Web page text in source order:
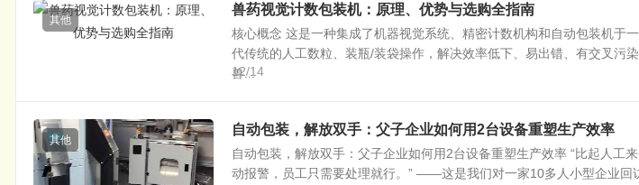
其他
兽药视觉计数包装机：原理、优势与选购全指南
核心概念 这是一种集成了机器视觉系统、精密计数机构和自动包装机于
代传统的人工数粒、装瓶/装袋操作，解决效率低下、易出错、有交叉污
兽...
12/14
其他
自动包装，解放双手：父子企业如何用2台设备重塑生产效率
自动包装，解放双手：父子企业如何用2台设备重塑生产效率 “比起人工
动报警，员工只需要处理就行。” ——这是我们对一家10多人小型企业回